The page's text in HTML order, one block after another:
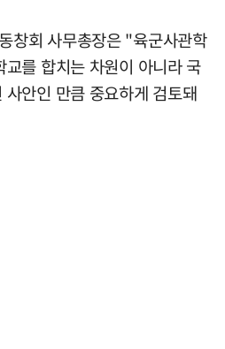
창회 사무총장은 "육군사관학
를 합치는 차원이 아니라 국
안인 만큼 중요하게 검토돼